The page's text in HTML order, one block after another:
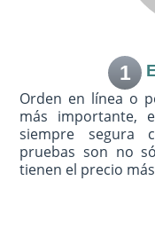
1
Orden en línea o
más importante,
siempre segura
pruebas son no
tienen el precio